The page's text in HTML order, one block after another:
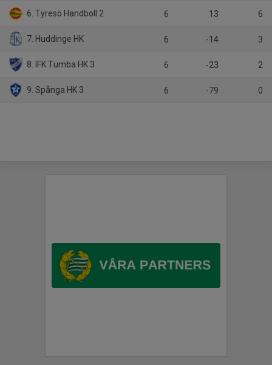
6. Tyresö Handboll 2 6 13 6
7. Huddinge HK 6 -14 3
8. IFK Tumba HK 3 6 -23 2
9. Spånga HK 3 6 -79 0